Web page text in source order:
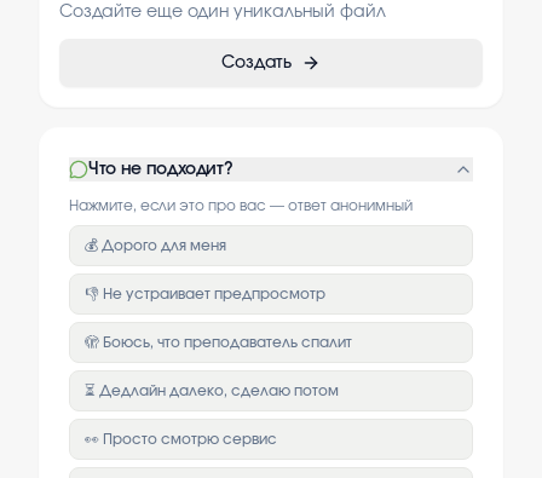
Создайте еще один уникальный файл
Создать
Что не подходит?
Нажмите, если это про вас — ответ анонимный
💰 Дорого для меня
👎 Не устраивает предпросмотр
🫣 Боюсь, что преподаватель спалит
⏳ Дедлайн далеко, сделаю потом
👀 Просто смотрю сервис